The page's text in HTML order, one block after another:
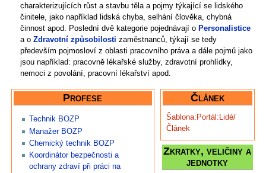
charakterizujících růst a stavbu těla a pojmy týkající se lidského
činitele, jako například lidská chyba, selhání člověka, chybná
činnost apod. Poslední dvě kategorie pojednávají o Personalistice
a o Zdravotní způsobilosti zaměstnanců, týkají se tedy
především pojmosloví z oblasti pracovního práva a dále pojmů jako
jsou například: pracovně lékařské služby, zdravotní prohlídky,
nemoci z povolání, pracovní lékařství apod.
Profese
Technik BOZP
Manažer BOZP
Chemický technik BOZP
Koordinátor bezpečnosti a
ochrany zdraví při práci na
Článek
Šablona:Portál:Lidé/
Článek
Zkratky, veličiny a
jednotky